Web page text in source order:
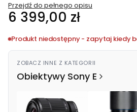
Przejdź do pełnego opisu
Cena
6 399,00 zł
Produkt niedostępny - zapytaj kiedy
ZOBACZ INNE Z KATEGORII
Obiektywy Sony E